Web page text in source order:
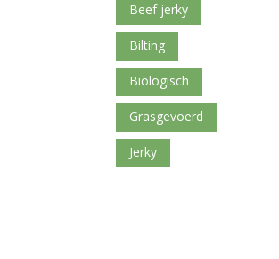
beef jerky
bilting
biologisch
grasgevoerd
jerky